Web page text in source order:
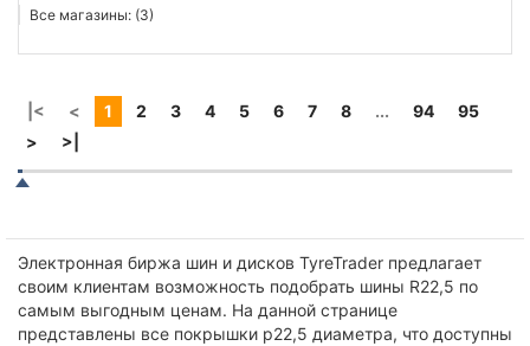
Все магазины: (3)
|< < 1 2 3 4 5 6 7 8 ... 94
95
>
>|
Электронная биржа шин и дисков TyreTrader предлагает
своим клиентам возможность подобрать шины R22,5 по
самым выгодным ценам. На данной странице
представлены все покрышки р22,5 диаметра, что доступны